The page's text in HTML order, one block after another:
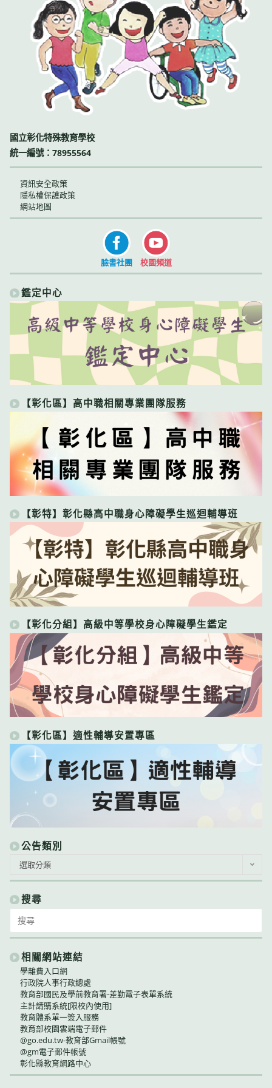
國立彰化特殊教育學校
統一編號：78955564
資訊安全政策
隱私權保護政策
網站地圖
臉書社團 校園頻道
鑑定中心
【彰化區】高中職相關專業團隊服務
【彰特】彰化縣高中職身心障礙學生巡迴輔導班
【彰化分組】高級中等學校身心障礙學生鑑定
【彰化區】適性輔導安置專區
公告類別
類
別
選取分類
搜尋
for:
相關網站連結
學雜費入口網
行政院人事行政總處
教育部國民及學前教育署-差勤電子表單系統
主計請購系統[限校內使用]
教育體系單一簽入服務
教育部校園雲端電子郵件
@go.edu.tw-教育部Gmail帳號
@gm電子郵件帳號
彰化縣教育網路中心